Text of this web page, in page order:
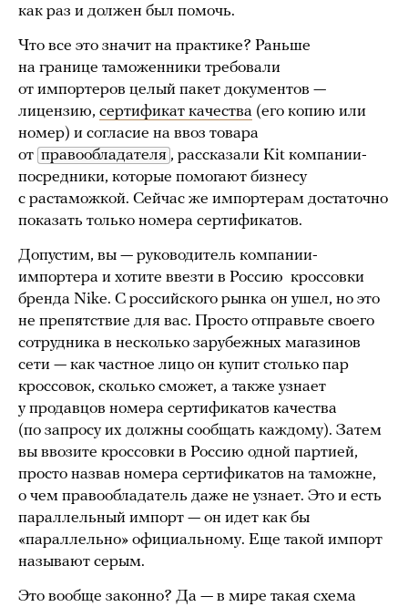
как раз и должен был помочь.
Что все это значит на практике? Раньше
на границе таможенники требовали
от импортеров целый пакет документов —
лицензию, сертификат качества (его копию или
номер) и согласие на ввоз товара
от правообладателя , рассказали Kit компании-
посредники, которые помогают бизнесу
с растаможкой. Сейчас же импортерам достаточно
показать только номера сертификатов.
Допустим, вы — руководитель компании-
импортера и хотите ввезти в Россию кроссовки
бренда Nike. С российского рынка он ушел, но это
не препятствие для вас. Просто отправьте своего
сотрудника в несколько зарубежных магазинов
сети — как частное лицо он купит столько пар
кроссовок, сколько сможет, а также узнает
у продавцов номера сертификатов качества
(по запросу их должны сообщать каждому). Затем
вы ввозите кроссовки в Россию одной партией,
просто назвав номера сертификатов на таможне,
о чем правообладатель даже не узнает. Это и есть
параллельный импорт — он идет как бы
«параллельно» официальному. Еще такой импорт
называют серым.
Это вообще законно? Да — в мире такая схема